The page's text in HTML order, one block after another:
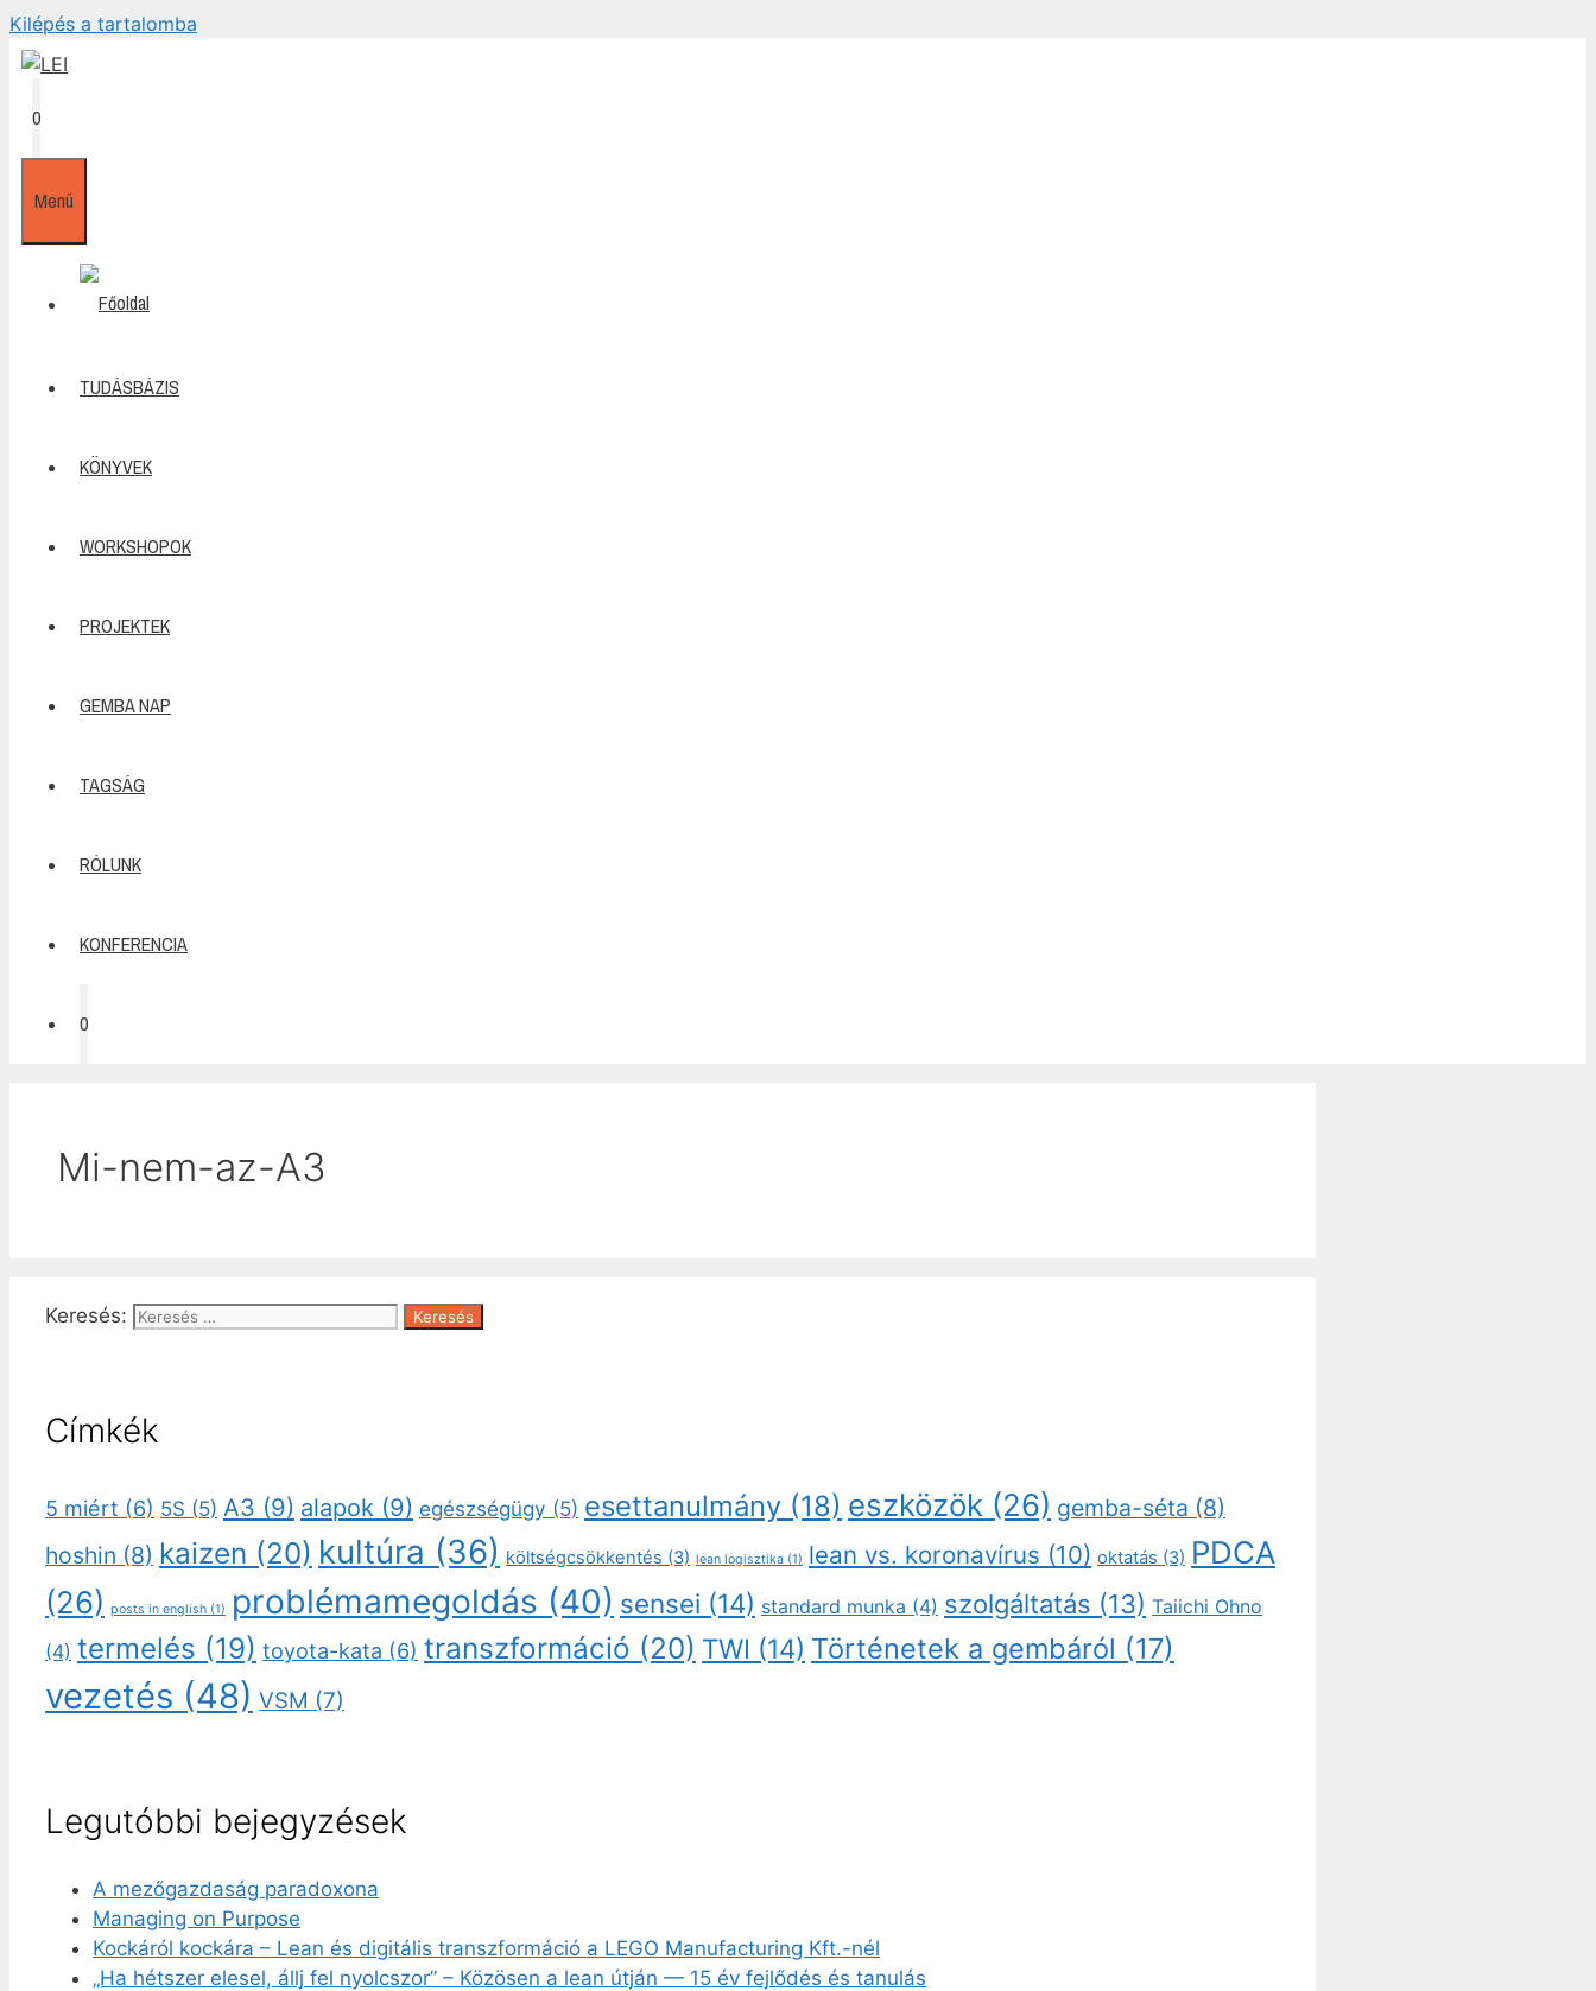
Kilépés a tartalomba
0
Menü
TUDÁSBÁZIS
KÖNYVEK
WORKSHOPOK
PROJEKTEK
GEMBA NAP
TAGSÁG
RÓLUNK
KONFERENCIA
0
Mi-nem-az-A3
Keresés:
Címkék
5 miért (6) 5S (5) A3 (9) alapok (9) egészségügy (5) esettanulmány (18) eszközök (26) gemba-séta (8)
hoshin (8) kaizen (20) kultúra (36) költségcsökkentés (3) lean logisztika (1) lean vs. koronavírus (10) oktatás (3) PDCA
(26) posts in english (1) problémamegoldás (40) sensei (14) standard munka (4) szolgáltatás (13) Taiichi Ohno
(4) termelés (19) toyota-kata (6) transzformáció (20) TWI (14) Történetek a gembáról (17)
vezetés (48) VSM (7)
Legutóbbi bejegyzések
A mezőgazdaság paradoxona
Managing on Purpose
Kockáról kockára – Lean és digitális transzformáció a LEGO Manufacturing Kft.-nél
„Ha hétszer elesel, állj fel nyolcszor” – Közösen a lean útján — 15 év fejlődés és tanulás